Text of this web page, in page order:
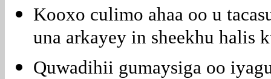
Kooxo culimo ahaa oo u
una arkayey in sheekhu halis
Quwadihii gumaysiga oo